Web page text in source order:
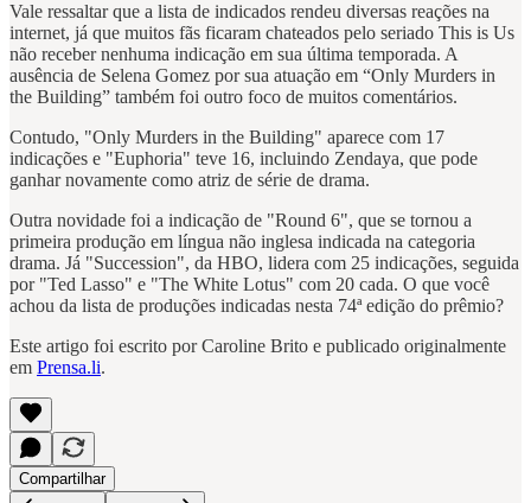
Vale ressaltar que a lista de indicados rendeu diversas reações na
internet, já que muitos fãs ficaram chateados pelo seriado This is Us
não receber nenhuma indicação em sua última temporada. A
ausência de Selena Gomez por sua atuação em “Only Murders in
the Building” também foi outro foco de muitos comentários.
Contudo, "Only Murders in the Building" aparece com 17
indicações e "Euphoria" teve 16, incluindo Zendaya, que pode
ganhar novamente como atriz de série de drama.
Outra novidade foi a indicação de "Round 6", que se tornou a
primeira produção em língua não inglesa indicada na categoria
drama. Já "Succession", da HBO, lidera com 25 indicações, seguida
por "Ted Lasso" e "The White Lotus" com 20 cada. O que você
achou da lista de produções indicadas nesta 74ª edição do prêmio?
Este artigo foi escrito por Caroline Brito e publicado originalmente
em Prensa.li.
Compartilhar